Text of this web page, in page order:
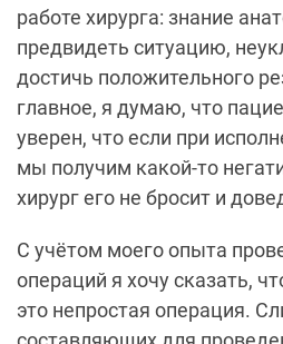
работе хирурга: знание
предвидеть ситуацию,
достичь положительного
главное, я думаю, что
уверен, что если при
мы получим какой-то
хирург его не бросит и
С учётом моего опыта
операций я хочу сказать,
это непростая операция.